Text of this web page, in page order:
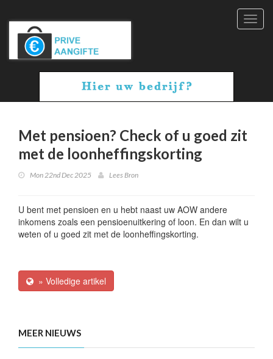
Met pensioen? Check of u goed zit
met de loonheffingskorting
Mon 22nd Dec 2025 Lees Bron
U bent met pensioen en u hebt naast uw AOW andere
inkomens zoals een pensioenuitkering of loon. En dan wilt u
weten of u goed zit met de loonheffingskorting.
» Volledige artikel
MEER NIEUWS